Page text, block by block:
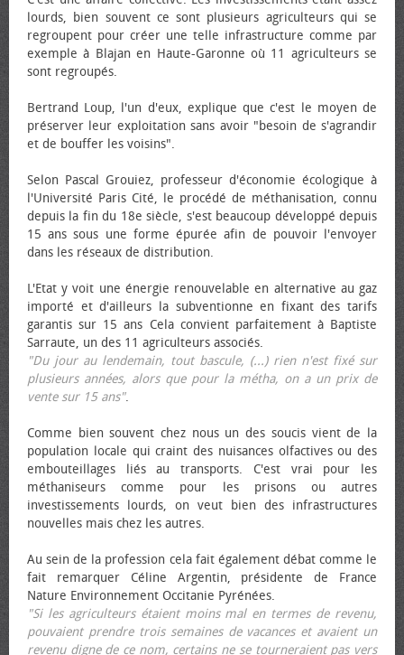
lourds, bien souvent ce sont plusieurs agriculteurs qui se
regroupent pour créer une telle infrastructure comme par
exemple à Blajan en Haute-Garonne où 11 agriculteurs se
sont regroupés.
Bertrand Loup, l'un d'eux, explique que c'est le moyen de
préserver leur exploitation sans avoir "besoin de s'agrandir
et de bouffer les voisins".
Selon Pascal Grouiez, professeur d'économie écologique à
l'Université Paris Cité, le procédé de méthanisation, connu
depuis la fin du 18e siècle, s'est beaucoup développé depuis
15 ans sous une forme épurée afin de pouvoir l'envoyer
dans les réseaux de distribution.
L'Etat y voit une énergie renouvelable en alternative au gaz
importé et d'ailleurs la subventionne en fixant des tarifs
garantis sur 15 ans Cela convient parfaitement à Baptiste
Sarraute, un des 11 agriculteurs associés.
"Du jour au lendemain, tout bascule, (...) rien n'est fixé sur
plusieurs années, alors que pour la métha, on a un prix de
vente sur 15 ans".
Comme bien souvent chez nous un des soucis vient de la
population locale qui craint des nuisances olfactives ou des
embouteillages liés au transports. C'est vrai pour les
méthaniseurs comme pour les prisons ou autres
investissements lourds, on veut bien des infrastructures
nouvelles mais chez les autres.
Au sein de la profession cela fait également débat comme le
fait remarquer Céline Argentin, présidente de France
Nature Environnement Occitanie Pyrénées.
"Si les agriculteurs étaient moins mal en termes de revenu,
pouvaient prendre trois semaines de vacances et avaient un
revenu digne de ce nom, certains ne se tourneraient pas vers